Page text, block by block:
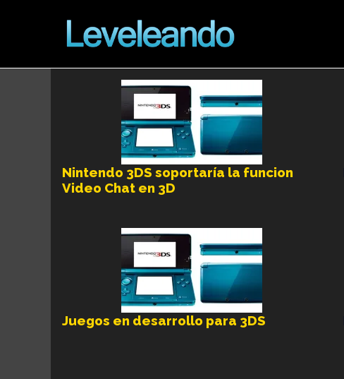
Nintendo 3DS soportaría la funcion
Video Chat en 3D
Juegos en desarrollo para 3DS